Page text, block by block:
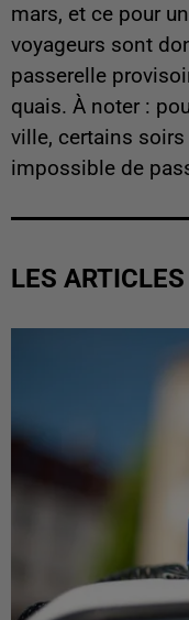
mars, et ce pour
voyageurs sont
passerelle
quais. À noter :
ville, certains
impossible de
LES